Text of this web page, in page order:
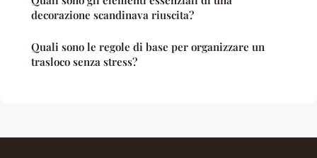
decorazione scandinava riuscita?
Quali sono le regole di base per organizzare un
trasloco senza stress?